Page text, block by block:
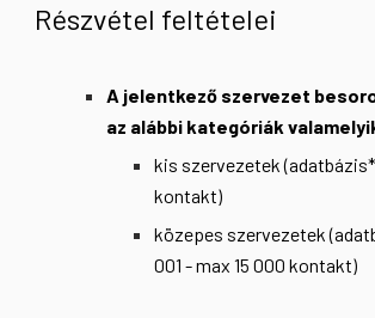
Részvétel feltételei
A jelentkező szervezet
az alábbi kategóriák
kis szervezetek
kontakt)
közepes szervezetek
001 - max 15 000 kontakt)